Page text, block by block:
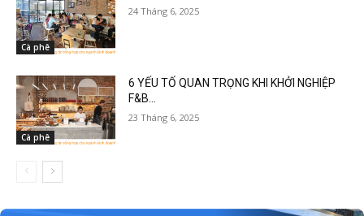
Cà phê
24 Tháng 6, 2025
Cà phê
6 YẾU TỐ QUAN TRỌNG KHI KHỞI NGHIỆP
F&B...
23 Tháng 6, 2025